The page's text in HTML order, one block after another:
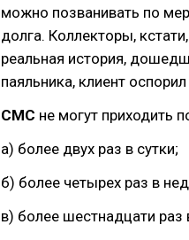
можно позванивать по
долга. Коллекторы,
реальная история,
паяльника, клиент
СМС не могут приходить
а) более двух раз в сутки;
б) более четырех раз в
в) более шестнадцати раз